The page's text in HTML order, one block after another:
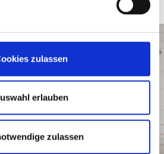
zulassen
erlauben
zulassen